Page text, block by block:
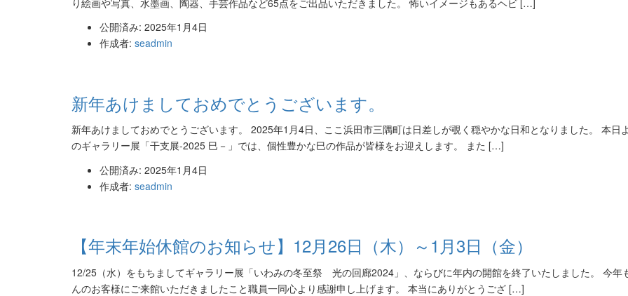
公開済み: 2025年1月4日
作成者: seadmin
新年あけましておめでとうございます。
新年あけましておめでとうございます。 2025年1月4日、ここ浜田市三隅町は日差しが覗く穏やかな日和となりました。 本日
のギャラリー展「干支展-2025 巳－」では、個性豊かな巳の作品が皆様をお迎えします。 また […]
公開済み: 2025年1月4日
作成者: seadmin
【年末年始休館のお知らせ】12月26日（木）～1月3日（金）
12/25（水）をもちましてギャラリー展「いわみの冬至祭 光の回廊2024」、ならびに年内の開館を終了いたしました。 今年
んのお客様にご来館いただきましたこと職員一同心より感謝申し上げます。 本当にありがとうござ […]